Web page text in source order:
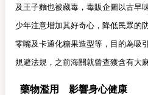
及王子麵也被藏毒，毒販企圖以古早
少年注意增加其好奇心，降低民眾的
零嘴及卡通化糖果造型等，目的為吸
規避法規，之前海關就曾查獲含有大
藥物濫用 影響身心健康